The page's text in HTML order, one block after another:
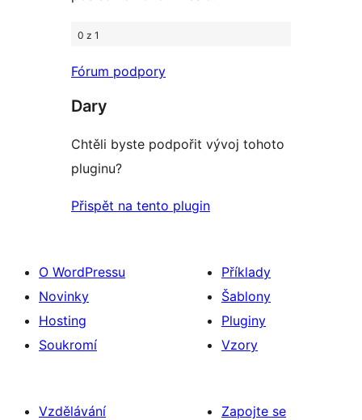
0 z 1
Fórum podpory
Dary
Chtěli byste podpořit vývoj tohoto
pluginu?
Přispět na tento plugin
O WordPressu
Novinky
Hosting
Soukromí
Příklady
Šablony
Pluginy
Vzory
Vzdělávání
Zapojte se